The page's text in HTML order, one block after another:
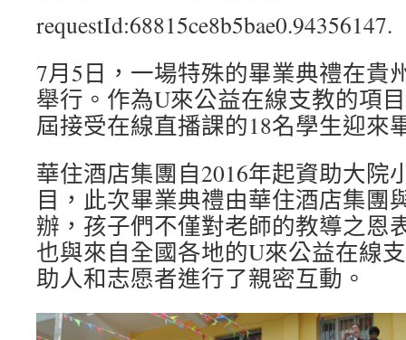
requestId:68815ce8b5bae0.94356147.
7月5日，一場特殊的畢業典禮在貴
舉行。作為U來公益在線支教的項
屆接受在線直播課的18名學生迎來
華住酒店集團自2016年起資助大院
目，此次畢業典禮由華住酒店集團
辦，孩子們不僅對老師的教導之恩
也與來自全國各地的U來公益在線
助人和志愿者進行了親密互動。